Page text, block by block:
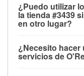
las pruebas de
motor de
con O'Reilly
limpiaparabrisas
todas las tiendas
¿Puedo utilizar
la tienda #3439
en otro lugar?
de O'Reilly Auto
tienda #3439 de
¿Necesito hacer
servicios de